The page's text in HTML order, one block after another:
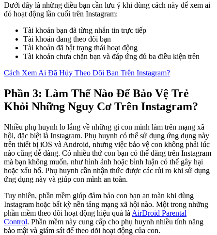
Dưới đây là những điều bạn cần lưu ý khi dùng cách này để xem ai
đó hoạt động lần cuối trên Instagram:
Tài khoản bạn đã từng nhắn tin trực tiếp
Tài khoản đang theo dõi bạn
Tài khoản đã bật trạng thái hoạt động
Tài khoản chưa chặn bạn và đáp ứng đủ ba điều kiện trên
Cách Xem Ai Đã Hủy Theo Dõi Bạn Trên Instagram?
Phần 3: Làm Thế Nào Để Bảo Vệ Trẻ
Khỏi Những Nguy Cơ Trên Instagram?
Nhiều phụ huynh lo lắng về những gì con mình làm trên mạng xã
hội, đặc biệt là Instagram. Phụ huynh có thể sử dụng ứng dụng này
trên thiết bị iOS và Android, nhưng việc bảo vệ con không phải lúc
nào cũng dễ dàng. Có nhiều thứ con bạn có thể đăng trên Instagram
mà bạn không muốn, như hình ảnh hoặc bình luận có thể gây hại
hoặc xấu hổ. Phụ huynh cần nhận thức được các rủi ro khi sử dụng
ứng dụng này và giúp con mình an toàn.
Tuy nhiên, phần mềm giúp đảm bảo con bạn an toàn khi dùng
Instagram hoặc bất kỳ nền tảng mạng xã hội nào. Một trong những
phần mềm theo dõi hoạt động hiệu quả là AirDroid Parental
Control. Phần mềm này cung cấp cho phụ huynh nhiều tính năng
bảo mật và giám sát để theo dõi hoạt động của con.